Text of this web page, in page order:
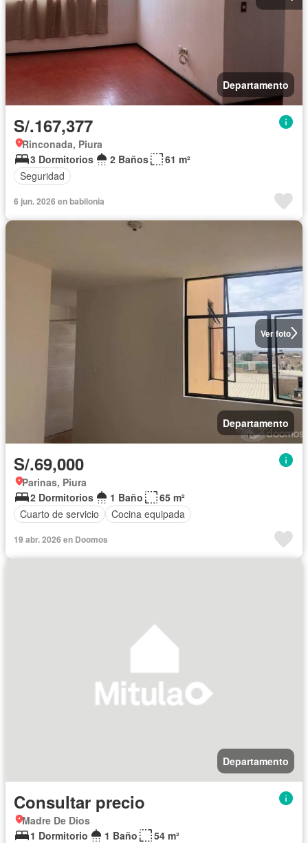
Departamento
S/.167,377
Rinconada, Piura
3 Dormitorios
2 Baños
61 m²
Seguridad
6 jun. 2026 en babilonia
Ver foto
Departamento
S/.69,000
Parinas, Piura
2 Dormitorios
1 Baño
65 m²
Cuarto de servicio
Cocina equipada
19 abr. 2026 en Doomos
Departamento
Consultar precio
Madre De Dios
1 Dormitorio
1 Baño 54 m²